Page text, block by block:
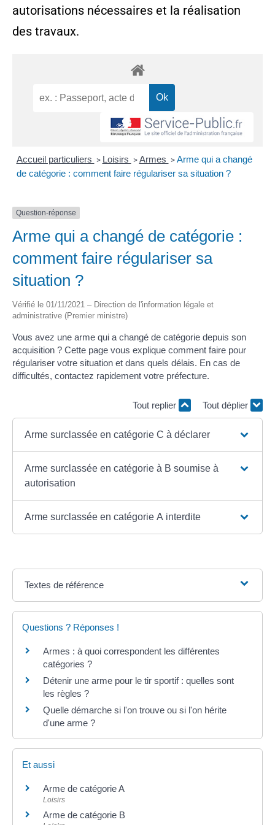
autorisations nécessaires et la réalisation
des travaux.
Accueil particuliers > Loisirs > Armes > Arme qui a changé
de catégorie : comment faire régulariser sa situation ?
Question-réponse
Arme qui a changé de catégorie :
comment faire régulariser sa
situation ?
Vérifié le 01/11/2021 – Direction de l'information légale et
administrative (Premier ministre)
Vous avez une arme qui a changé de catégorie depuis son
acquisition ? Cette page vous explique comment faire pour
régulariser votre situation et dans quels délais. En cas de
difficultés, contactez rapidement votre préfecture.
Tout replier Tout déplier
Arme surclassée en catégorie C à déclarer
Arme surclassée en catégorie à B soumise à
autorisation
Arme surclassée en catégorie A interdite
Textes de référence
Questions ? Réponses !
Armes : à quoi correspondent les différentes
catégories ?
Détenir une arme pour le tir sportif : quelles sont
les règles ?
Quelle démarche si l'on trouve ou si l'on hérite
d'une arme ?
Et aussi
Arme de catégorie A
Loisirs
Arme de catégorie B